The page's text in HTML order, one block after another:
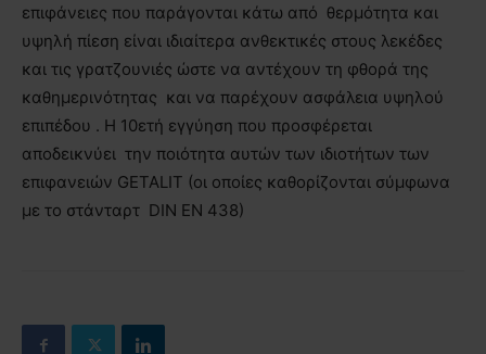
επιφάνειες που παράγονται κάτω από θερμότητα και
υψηλή πίεση είναι ιδιαίτερα ανθεκτικές στους λεκέδες
και τις γρατζουνιές ώστε να αντέχουν τη φθορά της
καθημερινότητας και να παρέχουν ασφάλεια υψηλού
επιπέδου . Η 10ετή εγγύηση που προσφέρεται
αποδεικνύει την ποιότητα αυτών των ιδιοτήτων των
επιφανειών GETALIT (οι οποίες καθορίζονται σύμφωνα
με το στάνταρτ DIN EN 438)